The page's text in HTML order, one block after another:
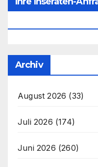
Archiv
August 2026 (33)
Juli 2026 (174)
Juni 2026 (260)